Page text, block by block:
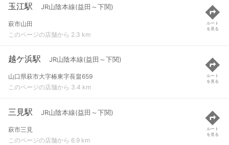
玉江駅 JR山陰本線(益田～下関)
萩市山田
このページの店舗から 2.3 km
ルート
を見る
越ケ浜駅 JR山陰本線(益田～下関)
山口県萩市大字椿東字長畠659
このページの店舗から 3.4 km
ルート
を見る
三見駅 JR山陰本線(益田～下関)
萩市三見
このページの店舗から 6.9 km
ルート
を見る